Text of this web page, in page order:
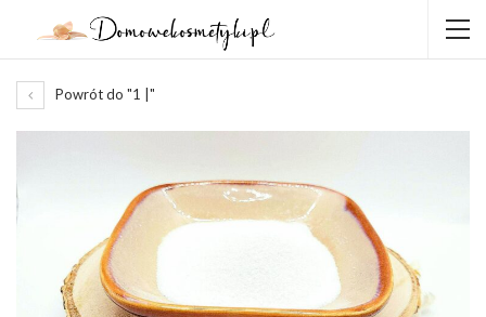
Powrót do "1 |"